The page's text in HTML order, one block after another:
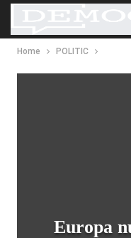
Home POLITIC
Europa